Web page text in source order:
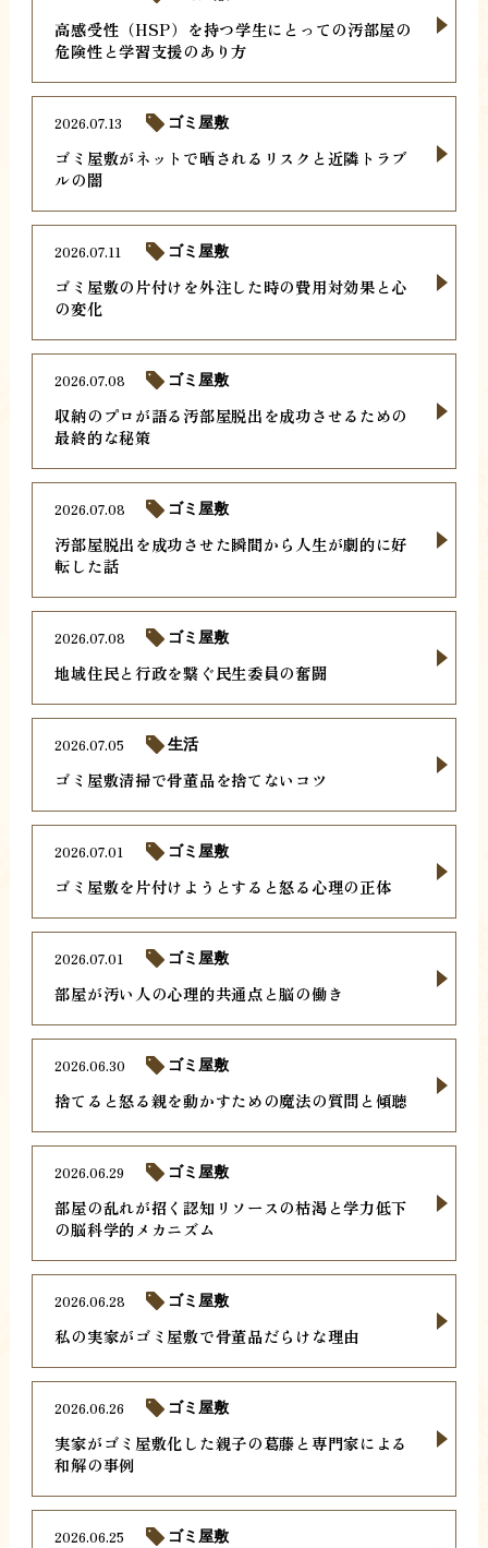
高感受性（HSP）を持つ学生にとっての汚部屋の
危険性と学習支援のあり方
ゴミ屋敷がネットで晒されるリスクと近隣トラブ
ルの闇
2026.07.13 ゴミ屋敷
ゴミ屋敷の片付けを外注した時の費用対効果と心
の変化
2026.07.11 ゴミ屋敷
収納のプロが語る汚部屋脱出を成功させるための
最終的な秘策
2026.07.08 ゴミ屋敷
汚部屋脱出を成功させた瞬間から人生が劇的に好
転した話
2026.07.08 ゴミ屋敷
地域住民と行政を繋ぐ民生委員の奮闘
2026.07.08 ゴミ屋敷
ゴミ屋敷清掃で骨董品を捨てないコツ
2026.07.05 生活
ゴミ屋敷を片付けようとすると怒る心理の正体
2026.07.01 ゴミ屋敷
部屋が汚い人の心理的共通点と脳の働き
2026.07.01 ゴミ屋敷
捨てると怒る親を動かすための魔法の質問と傾聴
2026.06.30 ゴミ屋敷
部屋の乱れが招く認知リソースの枯渇と学力低下
の脳科学的メカニズム
2026.06.29 ゴミ屋敷
私の実家がゴミ屋敷で骨董品だらけな理由
2026.06.28 ゴミ屋敷
実家がゴミ屋敷化した親子の葛藤と専門家による
和解の事例
2026.06.26 ゴミ屋敷
2026.06.25 ゴミ屋敷